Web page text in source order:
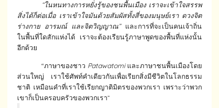
“ในหนทางการหยั่งรู้ของชนพื้นเมือง เราจะเข้าใจสรรพ
สิ่งได้ก็ต่อเมื่อ เราเข้าใจมันด้วยสัมผัสทั้งสี่ของมนุษย์เรา ดวงจิต
ร่างกาย อารมณ์ และจิตวิญญาณ” และการที่จะเป็นคนเจ้าถิ่น
ในพื้นที่ใดสักแห่งได้ เราจะต้องเรียนรู้ภาษาพูดของพื้นที่แห่งนั้น
อีกด้วย
“ภาษาของชาว Patawatomiและภาษาชนพื้นเมืองโดย
ส่วนใหญ่ เราใช้ศัพท์คำเดียวกันเพื่อเรียกสิ่งมีชีวิตในโลกธรรม
ชาติ เหมือนคำที่เราใช้เรียกญาติมิตรของพวกเรา เพราะว่าพวก
เขาก็เป็นครอบครัวของพวกเรา”